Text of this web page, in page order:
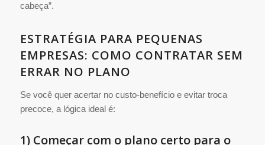
cabeça”.
ESTRATÉGIA PARA PEQUENAS
EMPRESAS: COMO CONTRATAR SEM
ERRAR NO PLANO
Se você quer acertar no custo-benefício e evitar troca
precoce, a lógica ideal é:
1) Começar com o plano certo para o